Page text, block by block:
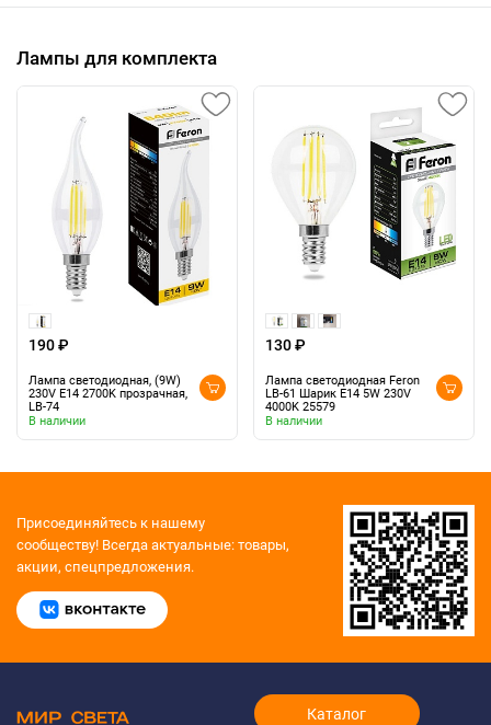
Лампы для комплекта
190 ₽
Лампа светодиодная, (9W)
230V E14 2700K прозрачная,
LB-74
В наличии
130 ₽
Лампа светодиодная Feron
LB-61 Шарик E14 5W 230V
4000K 25579
В наличии
Присоединяйтесь к нашему
сообществу! Всегда актуальные: товары,
акции, спецпредложения.
Каталог